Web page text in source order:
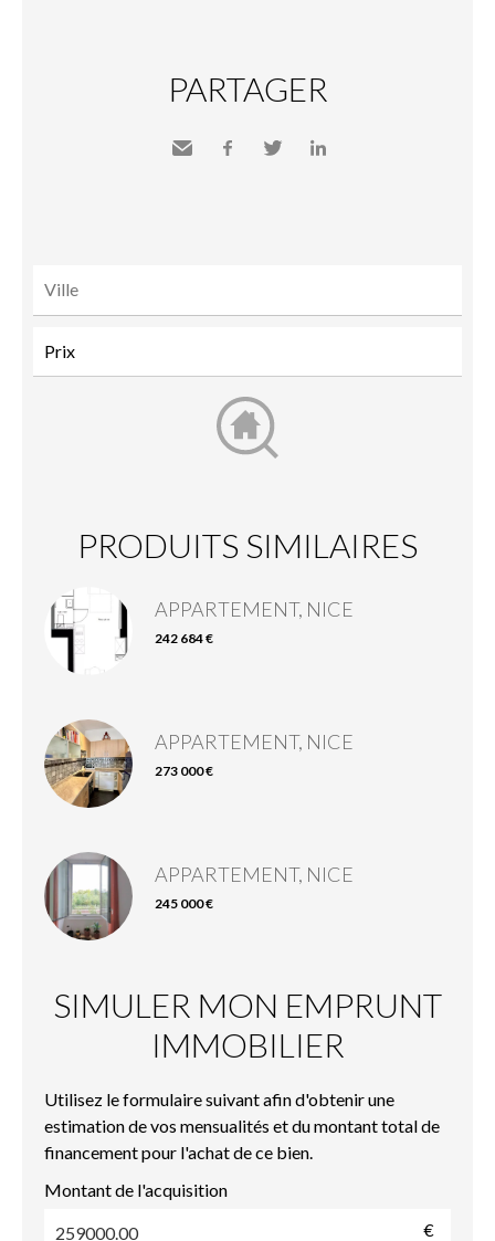
PARTAGER
PRODUITS SIMILAIRES
APPARTEMENT, NICE
242 684 €
APPARTEMENT, NICE
273 000 €
APPARTEMENT, NICE
245 000 €
SIMULER MON EMPRUNT
IMMOBILIER
Utilisez le formulaire suivant afin d'obtenir une
estimation de vos mensualités et du montant total de
financement pour l'achat de ce bien.
Montant de l'acquisition
€